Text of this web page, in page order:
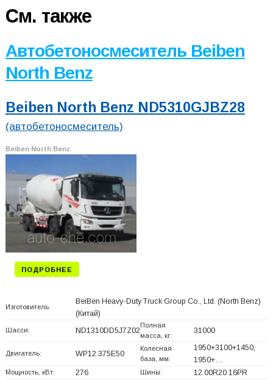
См. также
Автобетоносмеситель Beiben
North Benz
Beiben North Benz ND5310GJBZ28
(автобетоносмеситель)
Beiben North Benz
ПОДРОБНЕЕ
Изготовитель:
BeiBen Heavy-Duty Truck Group Co., Ltd. (North Benz)
(Китай)
Шасси: ND1310DD5J7Z02
Полная
масса, кг:
31000
Двигатель: WP12.375E50
Колесная
база, мм:
1950+3100+1450,
1950+…
Мощность, кВт: 276 Шины: 12.00R20 16PR